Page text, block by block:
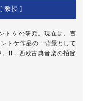
[ 教授 ]
トケの研究。現在は、言
トケ作品の一背景として
II．西欧古典音楽の拍節